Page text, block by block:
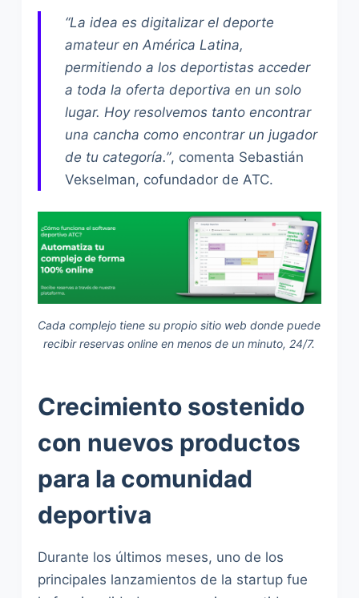
“La idea es digitalizar el deporte
amateur en América Latina,
permitiendo a los deportistas acceder
a toda la oferta deportiva en un solo
lugar. Hoy resolvemos tanto encontrar
una cancha como encontrar un jugador
de tu categoría.”, comenta Sebastián
Vekselman, cofundador de ATC.
Cada complejo tiene su propio sitio web donde puede
recibir reservas online en menos de un minuto, 24/7.
Crecimiento sostenido
con nuevos productos
para la comunidad
deportiva
Durante los últimos meses, uno de los
principales lanzamientos de la startup fue